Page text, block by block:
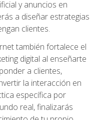
y anuncios en
a diseñar estrategias
clientes.
también fortalece el
digital al enseñarte
a clientes,
la interacción en
específica por
real, finalizarás